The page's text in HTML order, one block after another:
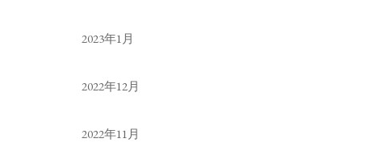
2023年1月
2022年12月
2022年11月